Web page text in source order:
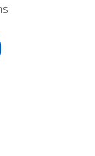
พัฒนาอาชีพ ระดับภูมิ
(Full BAND) ในวันต่